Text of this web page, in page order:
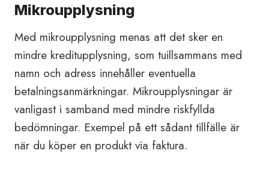
Mikroupplysning
Med mikroupplysning menas att det sker en
mindre kreditupplysning, som tuillsammans med
namn och adress innehåller eventuella
betalningsanmärkningar. Mikroupplysningar är
vanligast i samband med mindre riskfyllda
bedömningar. Exempel på ett sådant tillfälle är
när du köper en produkt via faktura.